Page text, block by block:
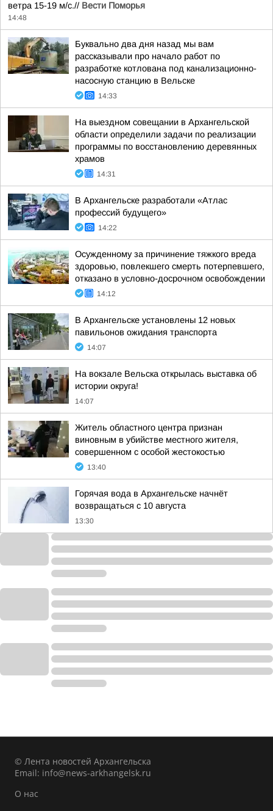
ветра 15-19 м/с.// Вести Поморья
14:48
Буквально два дня назад мы вам
рассказывали про начало работ по
разработке котлована под канализационно-
насосную станцию в Вельске
14:33
На выездном совещании в Архангельской
области определили задачи по реализации
программы по восстановлению деревянных
храмов
14:31
В Архангельске разработали «Атлас
профессий будущего»
14:22
Осужденному за причинение тяжкого вреда
здоровью, повлекшего смерть потерпевшего,
отказано в условно-досрочном освобождении
14:12
В Архангельске установлены 12 новых
павильонов ожидания транспорта
14:07
На вокзале Вельска открылась выставка об
истории округа!
14:07
Житель областного центра признан
виновным в убийстве местного жителя,
совершенном с особой жестокостью
13:40
Горячая вода в Архангельске начнёт
возвращаться с 10 августа
13:30
© Лента новостей Архангельска
Email: info@news-arkhangelsk.ru
О нас